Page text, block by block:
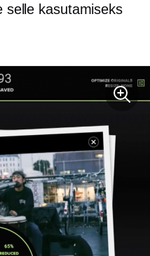
selle kasutamiseks